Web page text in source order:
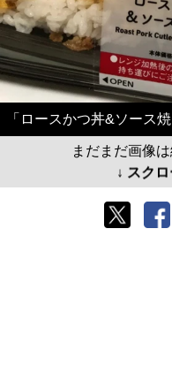
「ロースかつ丼&ソース
まだまだ画像
↓ スク